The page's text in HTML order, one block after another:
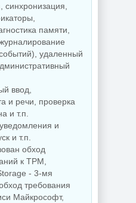
синхронизация,
памяти,
удаленный
ввод,
и речи, проверка
и т.п.
и
и т.п.
обход
к TPM,
- 3-мя
требования
Майкрософт,